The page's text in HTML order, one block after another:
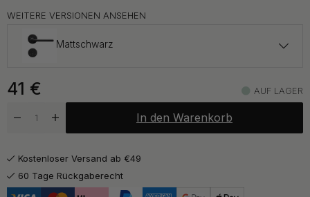
WEITERE VERSIONEN ANSEHEN
Mattschwarz
Auf Lager
41 € AUF LAGER
In den Warenkorb
Kostenloser Versand ab €49
60 Tage Rückgaberecht